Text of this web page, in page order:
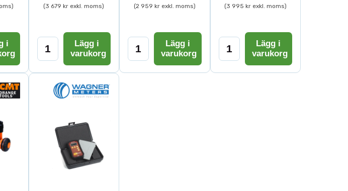
i
(3 679 kr exkl. moms)
Lägg i
varukorg
(2 959 kr exkl. moms)
Lägg i
varukorg
(3 995 kr exkl. moms)
Lägg i
varukorg